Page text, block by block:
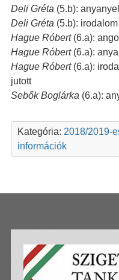
Deli Gréta (5.b):
Deli Gréta (5.b):
Hague Róbert(6.a):
Hague Róbert(6.a):
Hague Róbert(6.a):
jutott
Sebők Boglárka (6.a):
Kategória: 2018/2019-
információk